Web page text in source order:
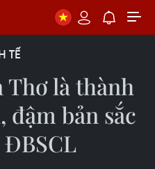
TẾ
Thơ là thành
bản sắc